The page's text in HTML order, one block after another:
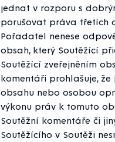
jednat v rozporu s
porušovat práva třetích
Pořadatel nenese
obsah, který Soutěžící
Soutěžící zveřejněním
komentáři prohlašuje, že
obsahu nebo osobou
výkonu práv k tomuto
Soutěžní komentáře či
Soutěžícího v Soutěži